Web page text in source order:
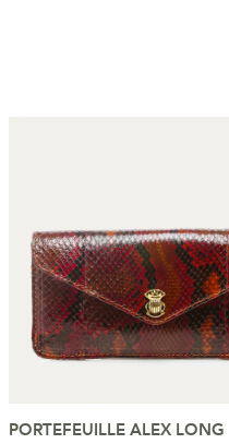
PORTEFEUILLE ALEX LONG